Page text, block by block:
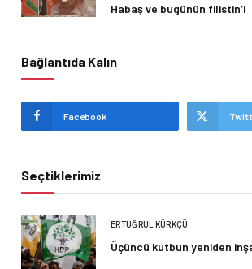
Habaş ve bugünün filistin’i
Bağlantıda Kalın
Facebook
Seçtiklerimiz
ERTUĞRUL KÜRKÇÜ
Üçüncü kutbun yeniden